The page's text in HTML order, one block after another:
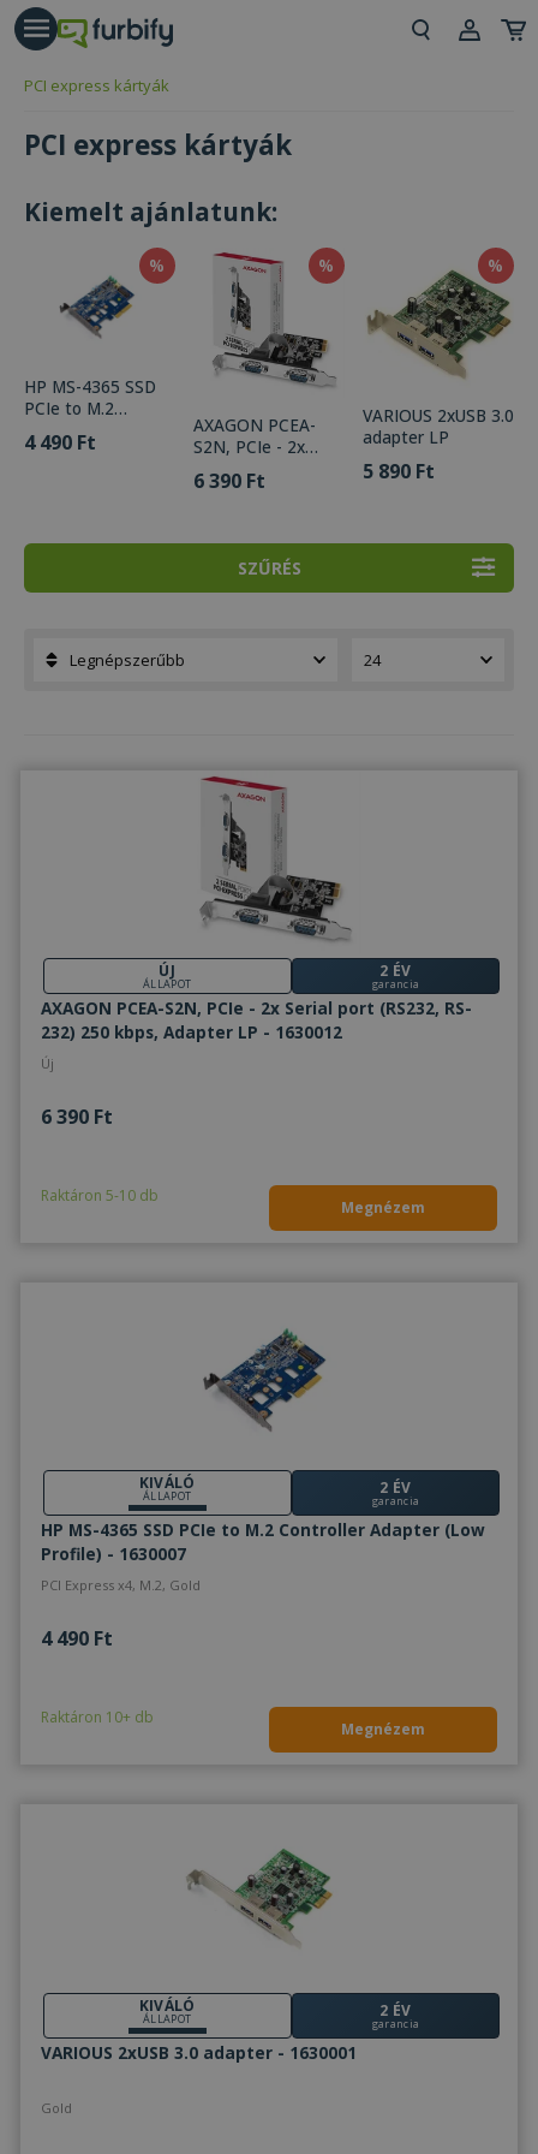
PCI express kártyák
PCI express kártyák
Kiemelt ajánlatunk:
%
HP MS-4365 SSD
PCIe to M.2
Controller Adapter
(Low Profile)
4 490 Ft
%
AXAGON PCEA-
S2N, PCIe - 2x
Serial port (RS232,
RS-232) 250 kbps,
6 390 Ft
%
VARIOUS 2xUSB 3.0
adapter LP
5 890 Ft
SZŰRÉS
ÚJ
ÁLLAPOT
2 ÉV
garancia
AXAGON PCEA-S2N, PCIe - 2x Serial port (RS232, RS-
232) 250 kbps, Adapter LP - 1630012
Új
6 390 Ft
Raktáron 5-10 db
Megnézem
KIVÁLÓ
ÁLLAPOT 2 ÉV
garancia
HP MS-4365 SSD PCIe to M.2 Controller Adapter (Low
Profile) - 1630007
PCI Express x4, M.2, Gold
4 490 Ft
Raktáron 10+ db
Megnézem
KIVÁLÓ
ÁLLAPOT 2 ÉV
garancia
VARIOUS 2xUSB 3.0 adapter - 1630001
Gold
gomb